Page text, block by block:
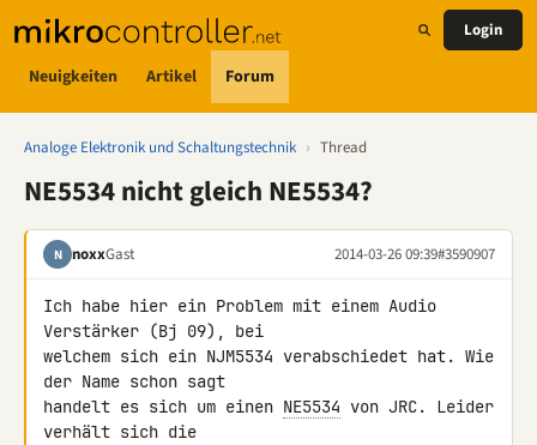
Neuigkeiten Artikel Forum
Login
Analoge Elektronik und Schaltungstechnik › Thread
NE5534 nicht gleich NE5534?
N noxxGast 2014-03-26 09:39#3590907
Ich habe hier ein Problem mit einem Audio
Verstärker (Bj 09), bei
welchem sich ein NJM5534 verabschiedet hat. Wie
der Name schon sagt
handelt es sich um einen NE5534 von JRC. Leider
verhält sich die